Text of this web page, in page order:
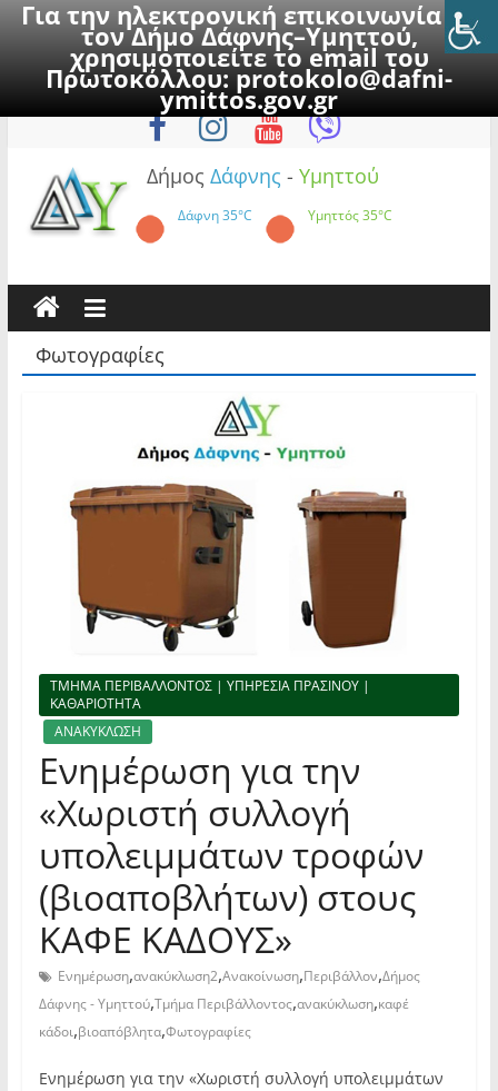
Για την ηλεκτρονική επικοινωνία με
τον Δήμο Δάφνης–Υμηττού,
χρησιμοποιείτε το email του
Πρωτοκόλλου:protokolo@dafni-
ymittos.gov.gr
to
Σάββατο, 8 Αυγούστου 2026
Δήμος Δάφνης - Υμηττού
Δάφνη35°C Υμηττός35°C
Φωτογραφίες
ΤΜΗΜΑ ΠΕΡΙΒΑΛΛΟΝΤΟΣ | ΥΠΗΡΕΣΙΑ ΠΡΑΣΙΝΟΥ |
ΚΑΘΑΡΙΟΤΗΤΑ
ΑΝΑΚΥΚΛΩΣΗ
Ενημέρωση για την
«Χωριστή συλλογή
υπολειμμάτων τροφών
(βιοαποβλήτων) στους
ΚΑΦΕ ΚΑΔΟΥΣ»
Ενημέρωση,ανακύκλωση2,Ανακοίνωση,Περιβάλλον,Δήμος
Δάφνης - Υμηττού,Τμήμα Περιβάλλοντος,ανακύκλωση,καφέ
κάδοι,βιοαπόβλητα,Φωτογραφίες
Ενημέρωση για την «Χωριστή συλλογή υπολειμμάτων